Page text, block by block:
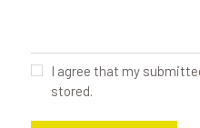
I agree that my
stored.